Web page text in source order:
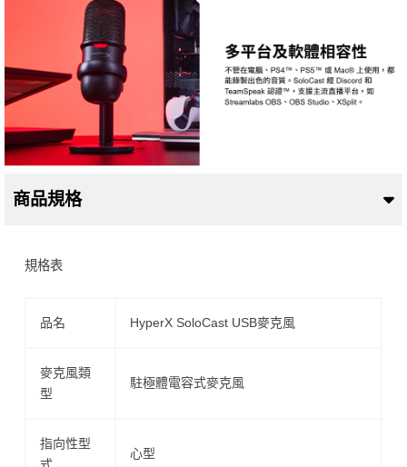
商品規格
規格表
品名 HyperX SoloCast USB麥克風
麥克風類
型
駐極體電容式麥克風
指向性型
心型